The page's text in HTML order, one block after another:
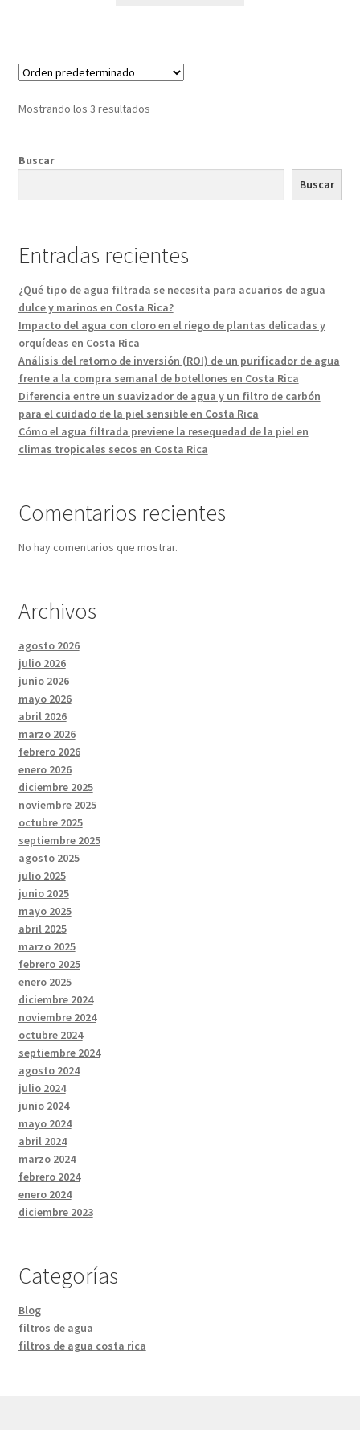
Mostrando los 3 resultados
Buscar
Buscar
Entradas recientes
¿Qué tipo de agua filtrada se necesita para acuarios de agua
dulce y marinos en Costa Rica?
Impacto del agua con cloro en el riego de plantas delicadas y
orquídeas en Costa Rica
Análisis del retorno de inversión (ROI) de un purificador de agua
frente a la compra semanal de botellones en Costa Rica
Diferencia entre un suavizador de agua y un filtro de carbón
para el cuidado de la piel sensible en Costa Rica
Cómo el agua filtrada previene la resequedad de la piel en
climas tropicales secos en Costa Rica
Comentarios recientes
No hay comentarios que mostrar.
Archivos
agosto 2026
julio 2026
junio 2026
mayo 2026
abril 2026
marzo 2026
febrero 2026
enero 2026
diciembre 2025
noviembre 2025
octubre 2025
septiembre 2025
agosto 2025
julio 2025
junio 2025
mayo 2025
abril 2025
marzo 2025
febrero 2025
enero 2025
diciembre 2024
noviembre 2024
octubre 2024
septiembre 2024
agosto 2024
julio 2024
junio 2024
mayo 2024
abril 2024
marzo 2024
febrero 2024
enero 2024
diciembre 2023
Categorías
Blog
filtros de agua
filtros de agua costa rica